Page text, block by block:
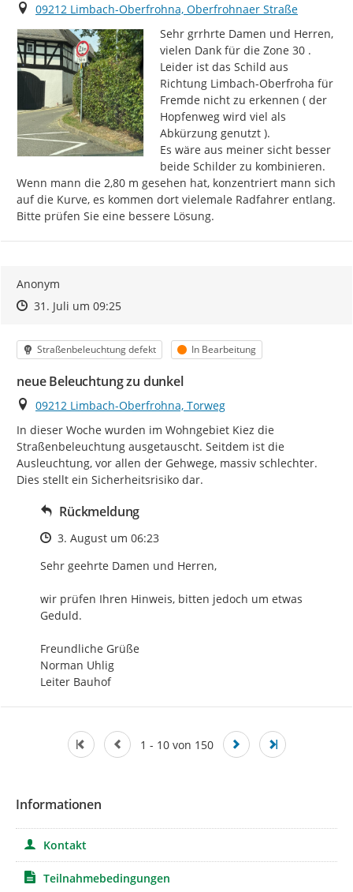
Ort
09212 Limbach-Oberfrohna, Oberfrohnaer Straße
Sehr grrhrte Damen und Herren,
vielen Dank für die Zone 30 .
Leider ist das Schild aus
Richtung Limbach-Oberfroha für
Fremde nicht zu erkennen ( der
Hopfenweg wird viel als
Abkürzung genutzt ).
Es wäre aus meiner sicht besser
beide Schilder zu kombinieren.
Wenn mann die 2,80 m gesehen hat, konzentriert mann sich
auf die Kurve, es kommen dort vielemale Radfahrer entlang.
Bitte prüfen Sie eine bessere Lösung.
Anonym
Zeitpunkt des Erstellens
Zeitpunkt des Erstellens
31. Juli um 09:25Zur Äußerung
Kategorie
Straßenbeleuchtung defekt Status
In Bearbeitung
neue Beleuchtung zu dunkel
Ort
09212 Limbach-Oberfrohna, Torweg
In dieser Woche wurden im Wohngebiet Kiez die
Straßenbeleuchtung ausgetauscht. Seitdem ist die
Ausleuchtung, vor allen der Gehwege, massiv schlechter.
Dies stellt ein Sicherheitsrisiko dar.
Rückmeldung
Zeitpunkt des Erstellens
3. August um 06:23
Sehr geehrte Damen und Herren,
wir prüfen Ihren Hinweis, bitten jedoch um etwas
Geduld.
Freundliche Grüße
Norman Uhlig
Leiter Bauhof
1 - 10 von 150
Informationen
Kontakt
Teilnahmebedingungen